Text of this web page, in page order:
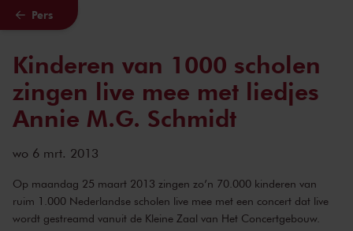
Naar hoofdcontent
Pers
Kinderen van 1000 scholen
zingen live mee met liedjes
Annie M.G. Schmidt
wo 6 mrt. 2013
Op maandag 25 maart 2013 zingen zo’n 70.000 kinderen van
ruim 1.000 Nederlandse scholen live mee met een concert dat live
wordt gestreamd vanuit de Kleine Zaal van Het Concertgebouw.